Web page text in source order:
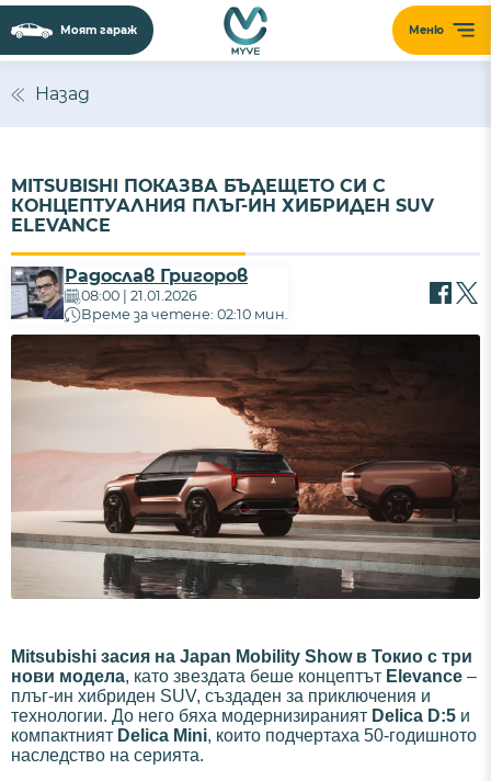
Меню
Моят гараж
Назад
MITSUBISHI ПОКАЗВА БЪДЕЩЕТО СИ С
КОНЦЕПТУАЛНИЯ ПЛЪГ-ИН ХИБРИДЕН SUV
ELEVANCE
Радослав Григоров
08:00 | 21.01.2026
Време за четене: 02:10 мин.
Mitsubishi засия на Japan Mobility Show в Токио с три
нови модела, като звездата беше концептът Elevance –
плъг-ин хибриден SUV, създаден за приключения и
технологии. До него бяха модернизираният Delica D:5 и
компактният Delica Mini, които подчертаха 50-годишното
наследство на серията.